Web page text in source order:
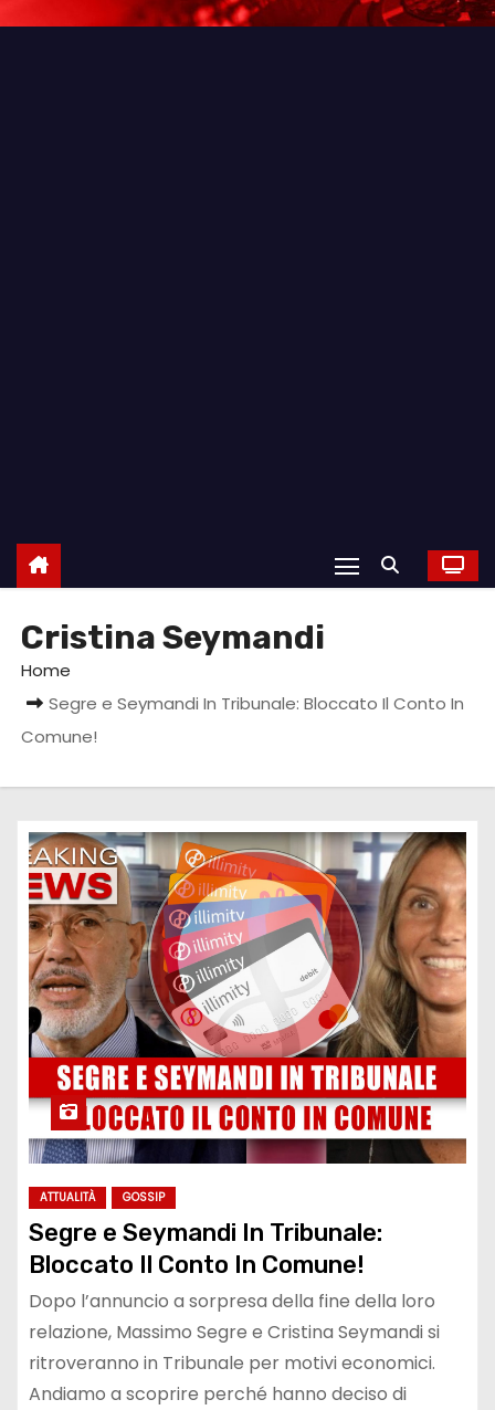
Cristina Seymandi
Home
Segre e Seymandi In Tribunale: Bloccato Il Conto In
Comune!
ATTUALITÀ GOSSIP
Segre e Seymandi In Tribunale:
Bloccato Il Conto In Comune!
Dopo l’annuncio a sorpresa della fine della loro
relazione, Massimo Segre e Cristina Seymandi si
ritroveranno in Tribunale per motivi economici.
Andiamo a scoprire perché hanno deciso di